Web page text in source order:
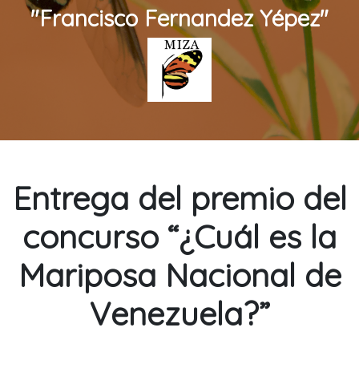
"Francisco Fernandez Yépez"
Entrega del premio del
concurso “¿Cuál es la
Mariposa Nacional de
Venezuela?”